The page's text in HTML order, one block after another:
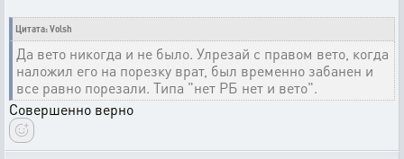
Цитата: Volsh
Да вето никогда и не было. Улрезай с правом вето, когда
наложил его на порезку врат, был временно забанен и
все равно порезали. Типа "нет РБ нет и вето".
Совершенно верно